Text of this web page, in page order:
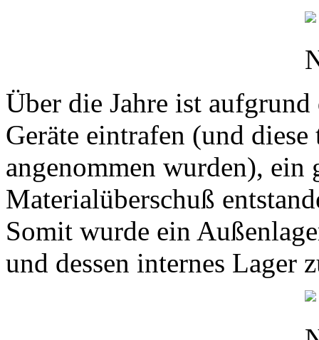
Über die Jahre ist aufgrund
Geräte eintrafen (und
angenommen wurden),
Materialüberschuß
Somit wurde ein
und dessen internes Lager